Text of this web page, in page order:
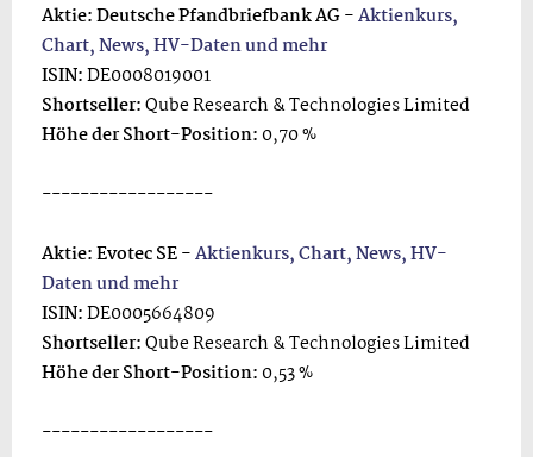
Aktie: Deutsche Pfandbriefbank AG -Aktienkurs,
Chart, News, HV-Daten und mehr
ISIN:DE0008019001
Shortseller:Qube Research & Technologies Limited
Höhe der Short-Position: 0,70 %
------------------
Aktie: Evotec SE -Aktienkurs, Chart, News, HV-
Daten und mehr
ISIN:DE0005664809
Shortseller:Qube Research & Technologies Limited
Höhe der Short-Position: 0,53 %
------------------